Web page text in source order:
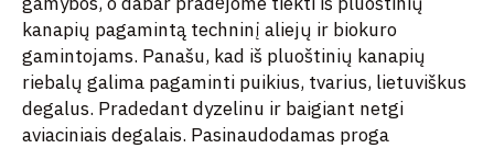
kanapių pagamintą techninį aliejų ir biokuro
gamintojams. Panašu, kad iš pluoštinių kanapių
riebalų galima pagaminti puikius, tvarius, lietuviškus
degalus. Pradedant dyzelinu ir baigiant netgi
aviaciniais degalais. Pasinaudodamas proga